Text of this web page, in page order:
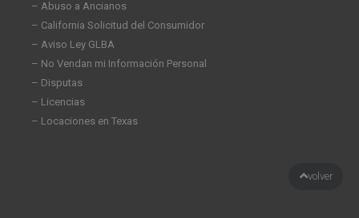
– Abuso a Ancianos
– California Solicitud del Consumidor
– Aviso Ley GLBA
– No Vendan mi Información Personal
– Disputas
– Licencias
– Locaciones en Texas
volver